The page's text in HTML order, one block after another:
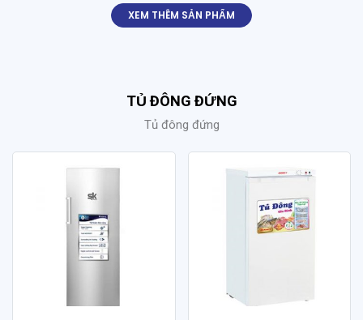
XEM THÊM SẢN PHẨM
TỦ ĐÔNG ĐỨNG
Tủ đông đứng